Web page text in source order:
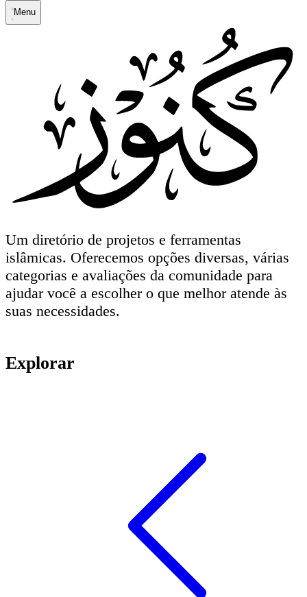
Menu
Um diretório de projetos e ferramentas
islâmicas. Oferecemos opções diversas, várias
categorias e avaliações da comunidade para
ajudar você a escolher o que melhor atende às
suas necessidades.
Explorar